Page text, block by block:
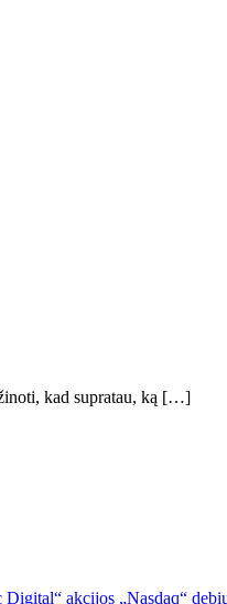
kad supratau, ką […]
akcijos „Nasdaq“